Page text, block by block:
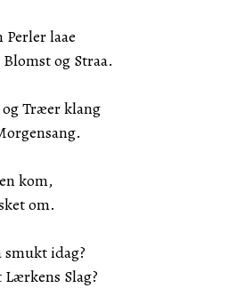
laae
Blomst og Straa.
Træer klang
kom,
om.
smukt idag?
Slag?